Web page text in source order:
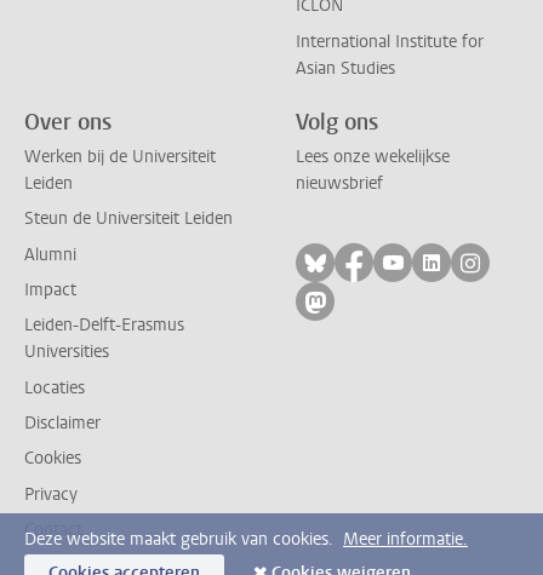
ICLON
International Institute for
Asian Studies
Over ons
Werken bij de Universiteit
Leiden
Steun de Universiteit Leiden
Alumni
Impact
Leiden-Delft-Erasmus
Universities
Locaties
Disclaimer
Cookies
Privacy
Contact
Volg ons
Lees onze wekelijkse
nieuwsbrief
Volg ons op bluesky
Volg ons op
Volg ons op
Volg ons
Volg
Volg ons op mastodon
Deze website maakt gebruik van cookies. Meer informatie.